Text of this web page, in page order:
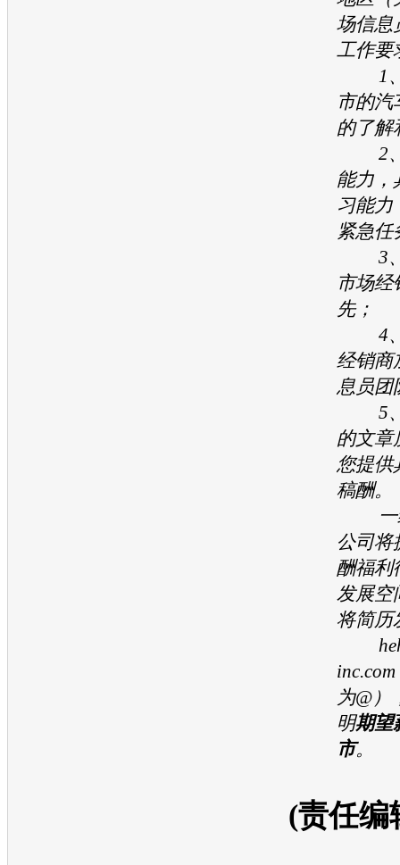
场信息
工作要
1、
市的汽
的了解
2、
能力，
习能力
紧急任
3、
市场经
先；
4、
经销商
息员团
5、
的文章
您提供
稿酬。
一经
公司将
酬福利
发展空
将简历
为@）
明期望
市。
(责任编